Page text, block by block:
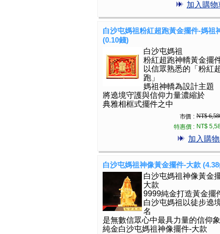
加入購物
白沙屯媽祖粉紅超跑黃金擺件-媽祖
(0.10錢)
白沙屯媽祖
粉紅超跑神轎黃金擺
以信眾熟悉的「粉紅
跑」
媽祖神轎為設計主題
將遶境守護與信仰力量濃縮於
典雅相框式擺件之中
市價 : NT$
特惠價 : NT$
加入購
白沙屯媽祖神像黃金擺件-大款
白沙屯媽祖神像黃金
大款
9999純金打造黃金擺
白沙屯媽祖以徒步遶
名
是無數信眾心中最具力量的信仰
純金白沙屯媽祖神像擺件-大款